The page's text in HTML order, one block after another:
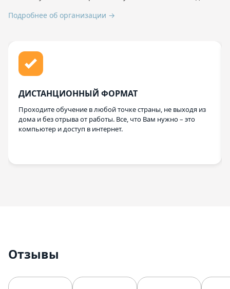
Подробнее об организации →
ДИСТАНЦИОННЫЙ ФОРМАТ
Проходите обучение в любой точке страны, не выходя из
дома и без отрыва от работы. Все, что Вам нужно – это
компьютер и доступ в интернет.
Отзывы